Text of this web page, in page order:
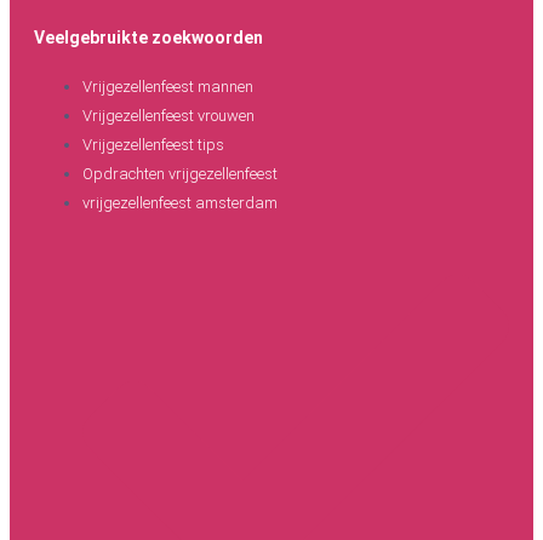
Veelgebruikte zoekwoorden
Vrijgezellenfeest mannen
Vrijgezellenfeest vrouwen
Vrijgezellenfeest tips
Opdrachten vrijgezellenfeest
vrijgezellenfeest amsterdam